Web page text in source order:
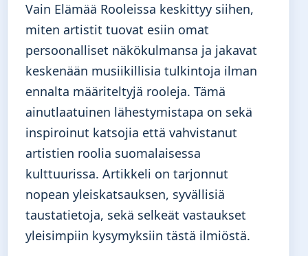
Vain Elämää Rooleissa keskittyy siihen,
miten artistit tuovat esiin omat
persoonalliset näkökulmansa ja jakavat
keskenään musiikillisia tulkintoja ilman
ennalta määriteltyjä rooleja. Tämä
ainutlaatuinen lähestymistapa on sekä
inspiroinut katsojia että vahvistanut
artistien roolia suomalaisessa
kulttuurissa. Artikkeli on tarjonnut
nopean yleiskatsauksen, syvällisiä
taustatietoja, sekä selkeät vastaukset
yleisimpiin kysymyksiin tästä ilmiöstä.